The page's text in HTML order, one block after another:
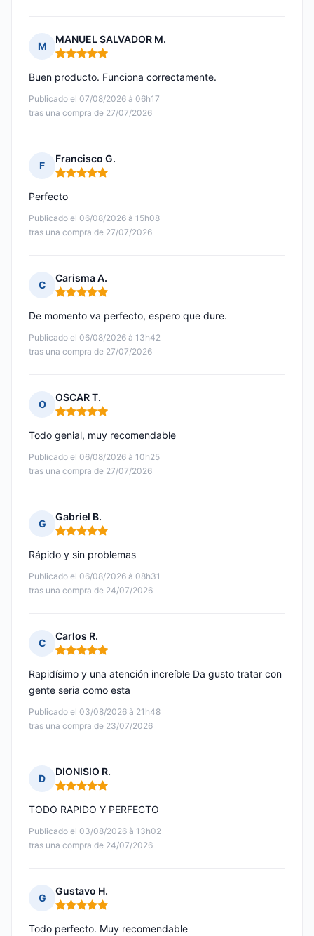
M
MANUEL SALVADOR M.
Nota: 5 de 5
Publicado el 07/08/2026 à 06h17
tras una compra de 27/07/2026
Buen producto. Funciona correctamente.
F
Francisco G.
Nota: 5 de 5
Publicado el 06/08/2026 à 15h08
tras una compra de 27/07/2026
Perfecto
C
Carisma A.
Nota: 5 de 5
Publicado el 06/08/2026 à 13h42
tras una compra de 27/07/2026
De momento va perfecto, espero que dure.
O
OSCAR T.
Nota: 5 de 5
Publicado el 06/08/2026 à 10h25
tras una compra de 27/07/2026
Todo genial, muy recomendable
G
Gabriel B.
Nota: 5 de 5
Publicado el 06/08/2026 à 08h31
tras una compra de 24/07/2026
Rápido y sin problemas
C
Carlos R.
Nota: 5 de 5
Publicado el 03/08/2026 à 21h48
tras una compra de 23/07/2026
Rapidísimo y una atención increíble Da gusto tratar con
gente seria como esta
D
DIONISIO R.
Nota: 5 de 5
Publicado el 03/08/2026 à 13h02
tras una compra de 24/07/2026
TODO RAPIDO Y PERFECTO
G
Gustavo H.
Nota: 5 de 5
Todo perfecto. Muy recomendable